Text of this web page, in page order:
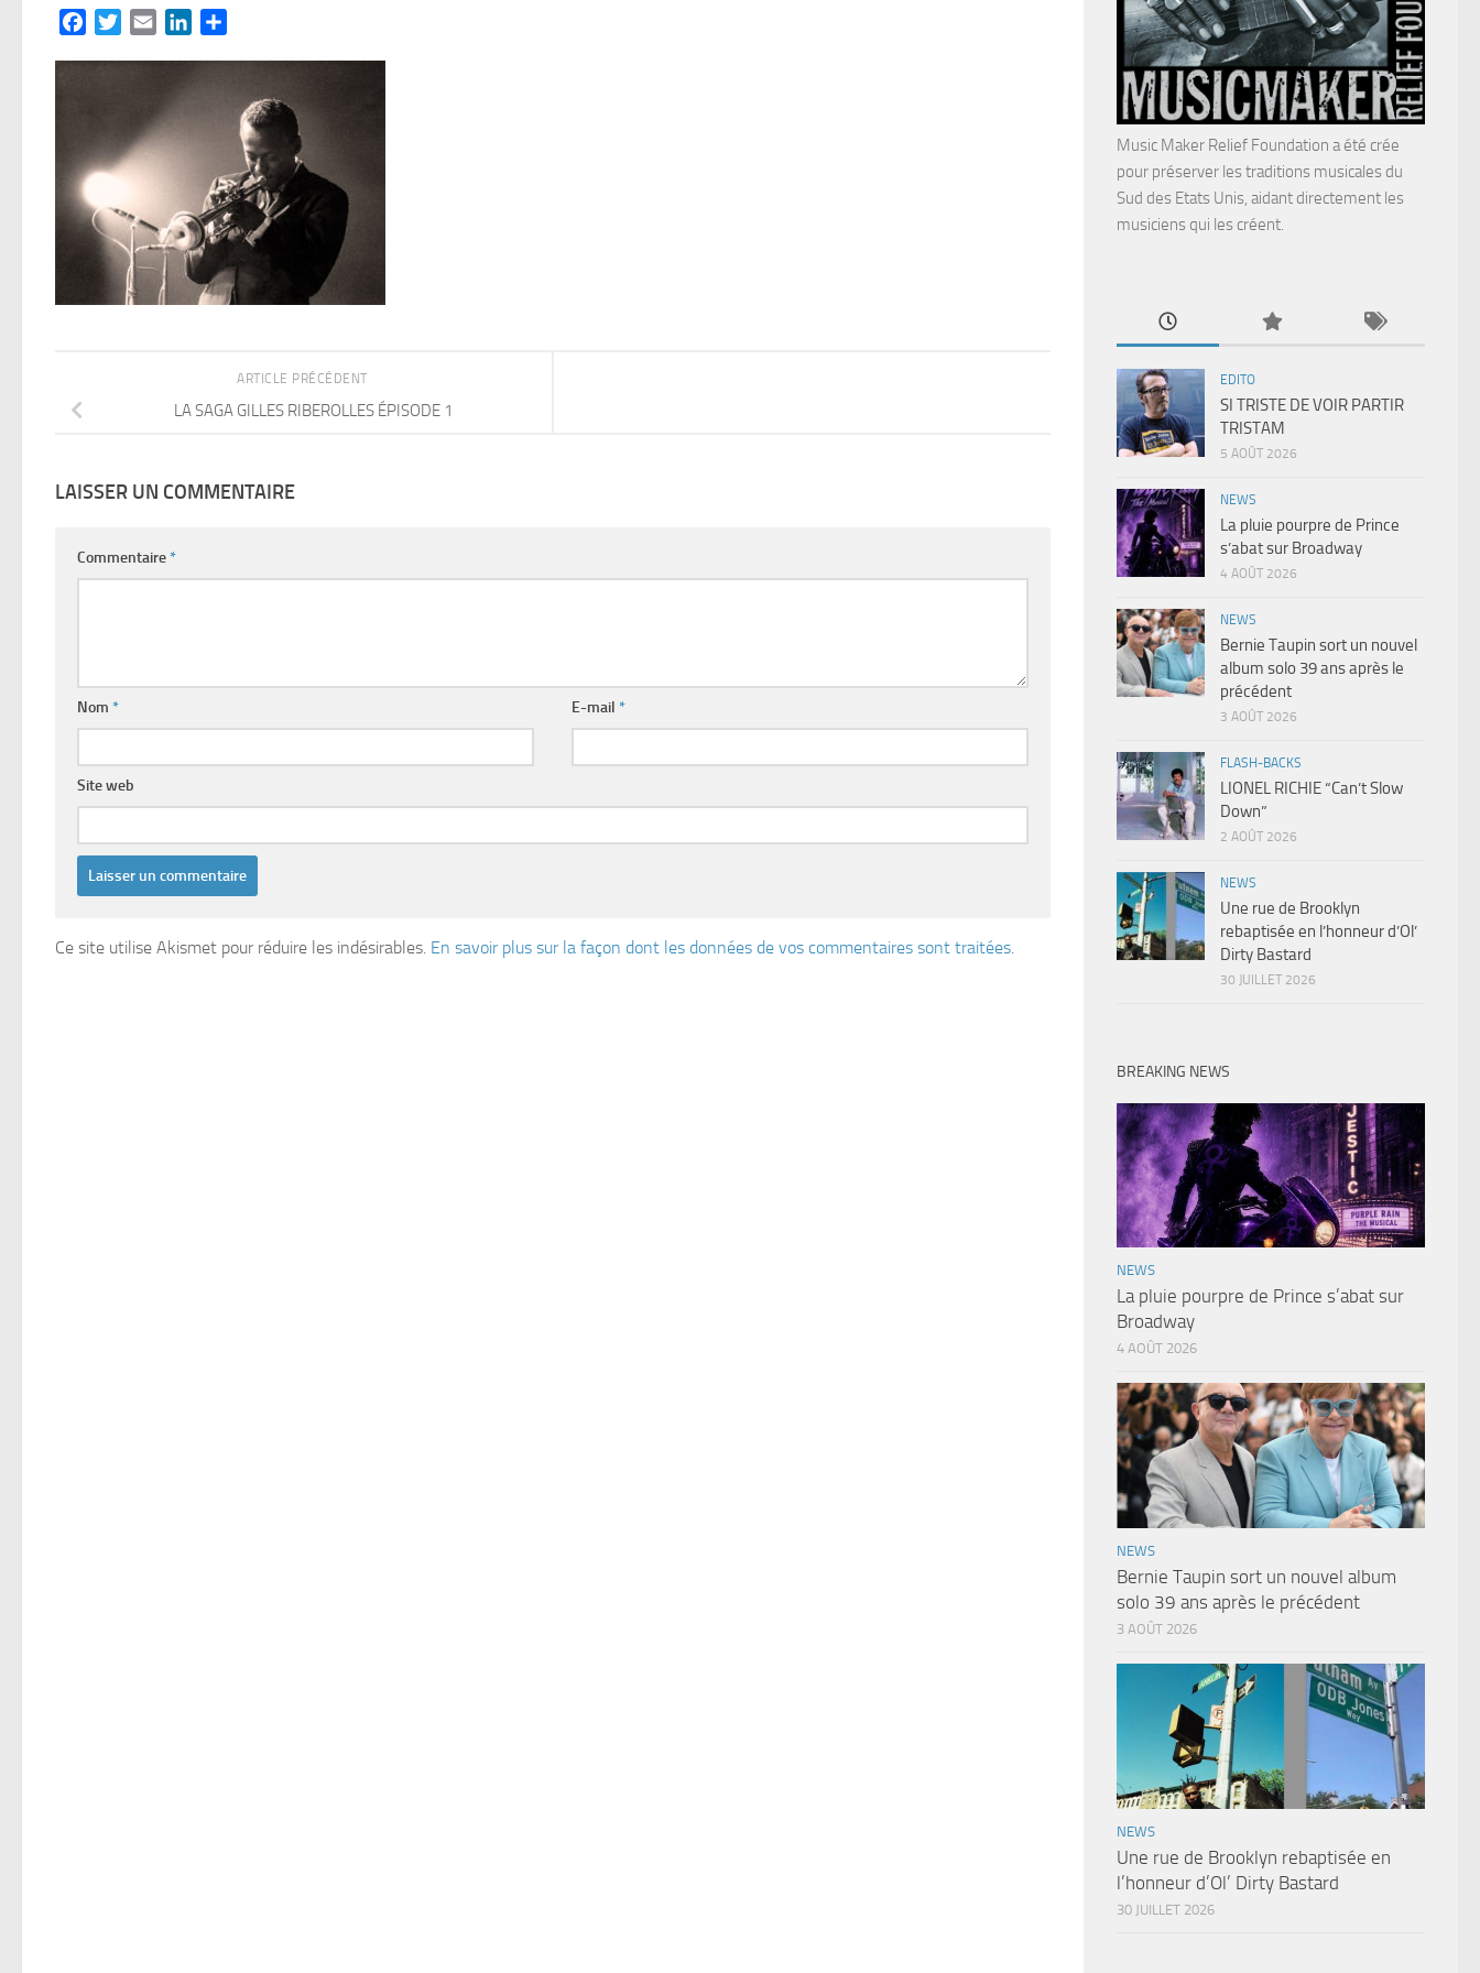
FacebookTwitterEmail LinkedIn
ARTICLE PRÉCÉDENT
LA SAGA GILLES RIBEROLLES ÉPISODE 1
LAISSER UN COMMENTAIRE
Commentaire*
Nom * E-mail*
Site web
Ce site utilise Akismet pour réduire les indésirables. En savoir plus sur la façon dont les données de vos commentaires sont traitées.
Music Maker Relief Foundation a été crée
pour préserver les traditions musicales du
Sud des Etats Unis, aidant directement les
musiciens qui les créent.
EDITO
SI TRISTE DE VOIR PARTIR
TRISTAM
5 AOÛT 2026
NEWS
La pluie pourpre de Prince
s’abat sur Broadway
4 AOÛT 2026
NEWS
Bernie Taupin sort un nouvel
album solo 39 ans après le
précédent
3 AOÛT 2026
FLASH-BACKS
LIONEL RICHIE “Can’t Slow
Down”
2 AOÛT 2026
NEWS
Une rue de Brooklyn
rebaptisée en l’honneur d’Ol’
Dirty Bastard
30 JUILLET 2026
BREAKING NEWS
NEWS
La pluie pourpre de Prince s’abat sur
Broadway
4 AOÛT 2026
NEWS
Bernie Taupin sort un nouvel album
solo 39 ans après le précédent
3 AOÛT 2026
NEWS
Une rue de Brooklyn rebaptisée en
l’honneur d’Ol’ Dirty Bastard
30 JUILLET 2026